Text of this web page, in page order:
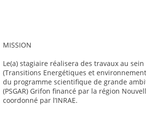
MISSION
Le(a) stagiaire réalisera des travaux au
(Transitions Energétiques et
du programme scientifique de grande
(PSGAR) Grifon financé par la région
coordonné par l’INRAE.